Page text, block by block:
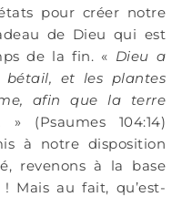
pour créer notre
de Dieu qui est
de la fin. « Dieu a
bétail, et les plantes
afin que la terre
» (Psaumes 104:14)
à notre disposition
revenons à la base
Mais au fait, qu’est-